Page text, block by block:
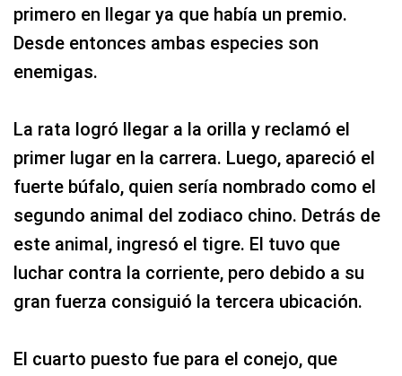
primero en llegar ya que había un premio.
Desde entonces ambas especies son
enemigas.
La rata logró llegar a la orilla y reclamó el
primer lugar en la carrera. Luego, apareció el
fuerte búfalo, quien sería nombrado como el
segundo animal del zodiaco chino. Detrás de
este animal, ingresó el tigre. El tuvo que
luchar contra la corriente, pero debido a su
gran fuerza consiguió la tercera ubicación.
El cuarto puesto fue para el conejo, que